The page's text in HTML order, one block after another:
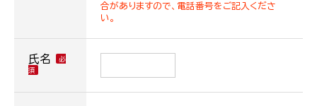
合がありますので、電話番号をご記入くださ
い。
氏名